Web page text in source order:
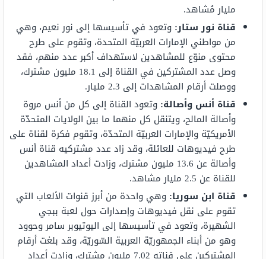
مليار مُشاهد.
قناة نور ستار: وتعود في تأسيسها إلى نور نعيم، وهي
من مواطني الإمارات العربيّة المتحدة، وتقوم على طرح
محتوى منوّع للمشاهدين لاستهداف أكبر عدد منهم، فقد
وصل عدد المشتركين في القناة إلى 18.1 مليون مشترك،
ووصلت أرقام المشاهدات إلى 2.3 مليار.
قناة أنس وأصالة: وتعود القناة إلى كل من أنس مروة
وأصالة المالح، ويتنقل كل منهما ما بين الولايات المتحدّة
الأمريكيّة والإمارات العربيّة المتحدّة، وتقوم فكرة لقناة على
طرح فيديوهات للعائلة، وقد زاد عدد مشتركيه قناة أنس
وأصالة عن 13.6 مليون مشترك، وزادت أعداد المشاهدين
للقناة عن 2.5 مليار مشاهد.
قناة ابن سوريا: وهي واحدة من أبرز قنوات الألعاب التي
تقوم على نقل فيديوهات وإصدارات حول لعبة ببجي
الشهيرة، وتعود في تأسيسها إلى اليوتيوبر سامر وحوود
وهو من أبناء الجمهوريّة العربية السّوريّة، وقد بلغت أرقام
المشتركين على قناته 7.02 مليون مشترك، وزادت أعداد